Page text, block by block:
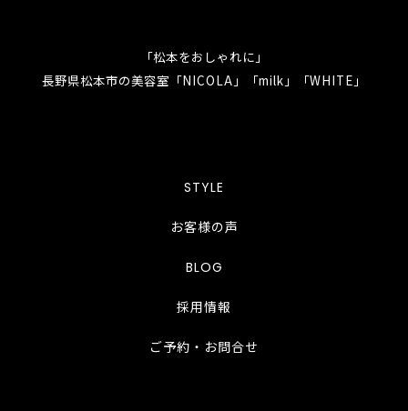
「松本をおしゃれに」
長野県松本市の美容室「NICOLA」「milk」「WHITE」
STYLE
お客様の声
BLOG
採用情報
ご予約・お問合せ